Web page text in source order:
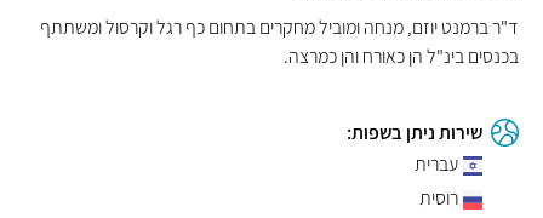
ד"ר ברמנט יוזם, מנחה ומוביל מחקרים בתחום כף רגל וקרסול ומשתתף
בכנסים בינ"ל הן כאורח והן כמרצה.
שירות ניתן בשפות:
עברית
רוסית